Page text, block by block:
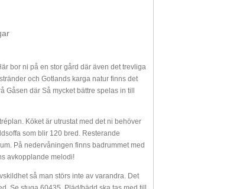
bor ni på en stor gård där även det trevliga
och Gotlands karga natur finns det
Gåsen där Så mycket bättre spelas in till
Köket är utrustat med det ni behöver
som blir 120 bred. Resterande
På nedervåningen finns badrummet med
avkopplande melodi!
så man störs inte av varandra. Det